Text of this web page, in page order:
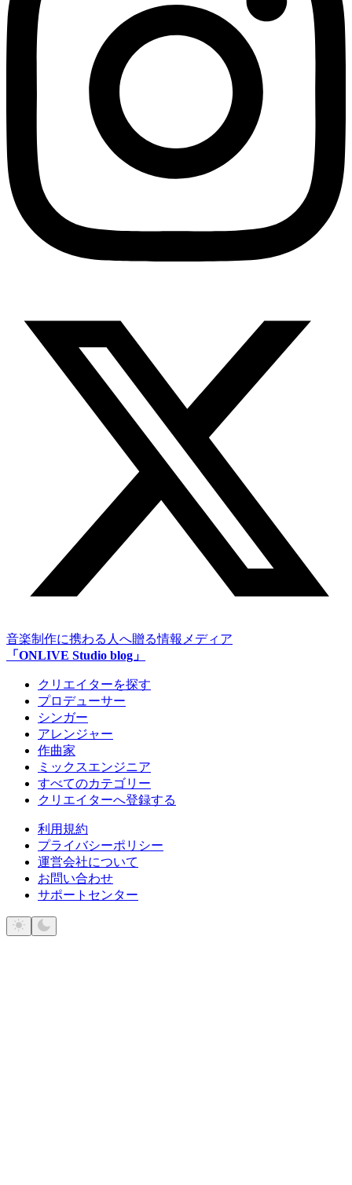
音楽制作に携わる人へ贈る情報メディア
「ONLIVE Studio blog」
クリエイターを探す
プロデューサー
シンガー
アレンジャー
作曲家
ミックスエンジニア
すべてのカテゴリー
クリエイターへ登録する
利用規約
プライバシーポリシー
運営会社について
お問い合わせ
サポートセンター